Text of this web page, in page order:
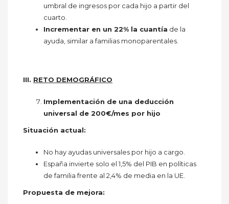
umbral de ingresos por cada hijo a partir del
cuarto.
Incrementar en un 22% la cuantía de la
ayuda, similar a familias monoparentales.
III. RETO DEMOGRÁFICO
Implementación de una deducción
universal de 200€/mes por hijo
Situación actual:
No hay ayudas universales por hijo a cargo.
España invierte solo el 1,5% del PIB en políticas
de familia frente al 2,4% de media en la UE.
Propuesta de mejora: